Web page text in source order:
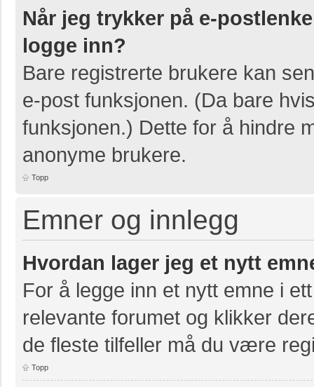
Når jeg trykker på e-
logge inn?
Bare registrerte brukere kan
e-post funksjonen. (Da bare
funksjonen.) Dette for å hindre
anonyme brukere.
Topp
Emner og innlegg
Hvordan lager jeg et nytt
For å legge inn et nytt emne i
relevante forumet og klikker
de fleste tilfeller må du være
Topp